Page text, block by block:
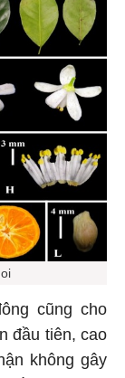
cũng cho
đầu tiên, cao
không gây